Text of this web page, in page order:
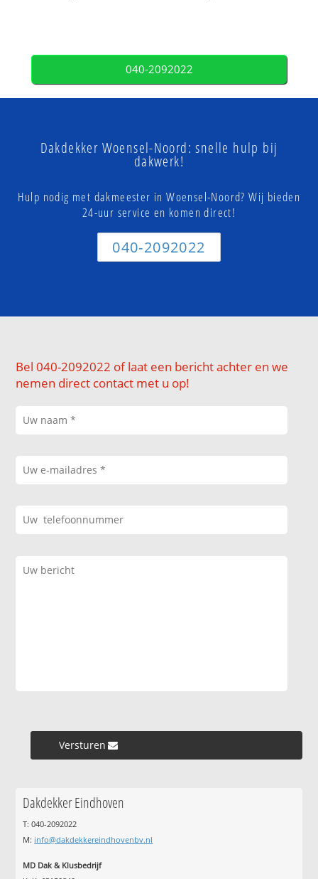
040-2092022
Dakdekker Woensel-Noord: snelle hulp bij
dakwerk!
Hulp nodig met dakmeester in Woensel-Noord? Wij bieden
24-uur service en komen direct!
040-2092022
Bel 040-2092022 of laat een bericht achter en we
nemen direct contact met u op!
Versturen »
Dakdekker Eindhoven
T: 040-2092022
M: info@dakdekkereindhovenbv.nl
MD Dak & Klusbedrijf